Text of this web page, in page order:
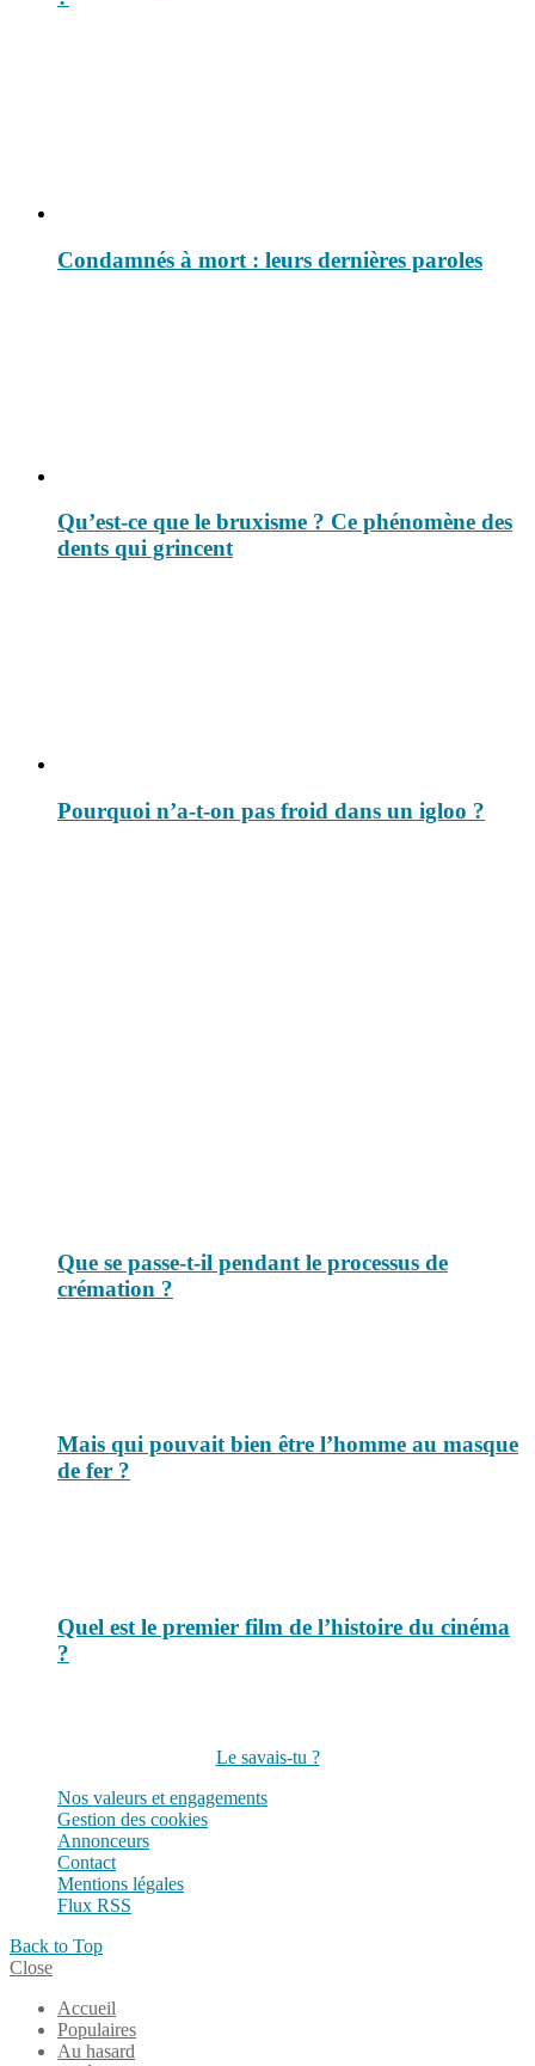
Condamnés à mort : leurs dernières paroles
Qu’est-ce que le bruxisme ? Ce phénomène des
dents qui grincent
Pourquoi n’a-t-on pas froid dans un igloo ?
Que se passe-t-il pendant le processus de
crémation ?
Mais qui pouvait bien être l’homme au masque
de fer ?
Quel est le premier film de l’histoire du cinéma
?
Le savais-tu ?
Nos valeurs et engagements
Gestion des cookies
Annonceurs
Contact
Mentions légales
Flux RSS
Back to Top
Close
Accueil
Populaires
Au hasard